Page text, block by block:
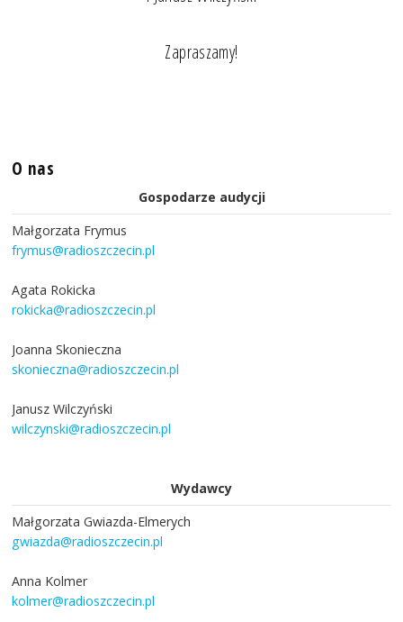
Zapraszamy!
O nas
Gospodarze audycji
Małgorzata Frymus
frymus@radioszczecin.pl
Agata Rokicka
rokicka@radioszczecin.pl
Joanna Skonieczna
skonieczna@radioszczecin.pl
Janusz Wilczyński
wilczynski@radioszczecin.pl
Wydawcy
Małgorzata Gwiazda-Elmerych
gwiazda@radioszczecin.pl
Anna Kolmer
kolmer@radioszczecin.pl